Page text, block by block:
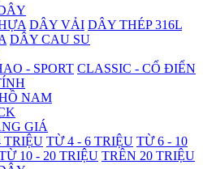
DÂY VẢI DÂY THÉP 316L
DÂY CAU SU
- SPORT CLASSIC - CỔ ĐIỂN
NAM
GIÁ
TRIỆU TỪ 4 - 6 TRIỆU TỪ 6 - 10
10 - 20 TRIỆU TRÊN 20 TRIỆU